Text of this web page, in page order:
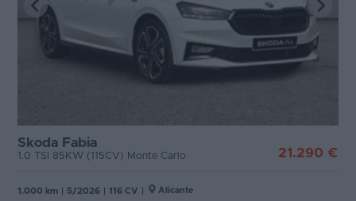
Skoda Fabia
1.0 TSI 85KW (115CV) Monte Carlo 21.290 €
1.000 km 5/2026 116 CV Alicante